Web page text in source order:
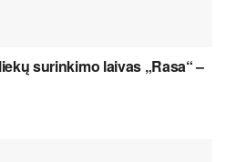
surinkimo laivas „Rasa“ –